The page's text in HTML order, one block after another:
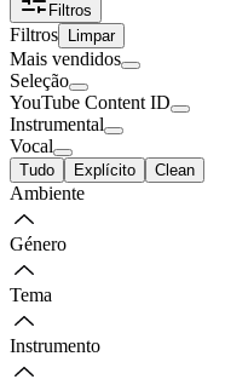
Filtros
Filtros Limpar
Mais vendidos
Seleção
YouTube Content ID
Instrumental
Vocal
Tudo Explícito Clean
Ambiente
Género
Tema
Instrumento